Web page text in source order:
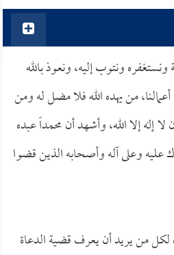
ونتوب إليه، ونعوذ بالله
من يهده الله فلا مضل له ومن
إله إلا الله، وأشهد أن محمداً عبده
وعلى آله وأصحابه الذين قضوا
من يريد أن يعرف قضية الدعاة